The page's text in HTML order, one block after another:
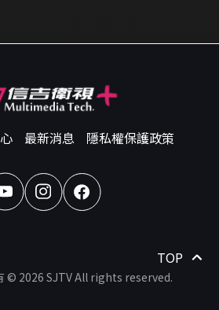
最新消息 隱私權保護政策
TOP
© 2026 SJTV All rights reserved.